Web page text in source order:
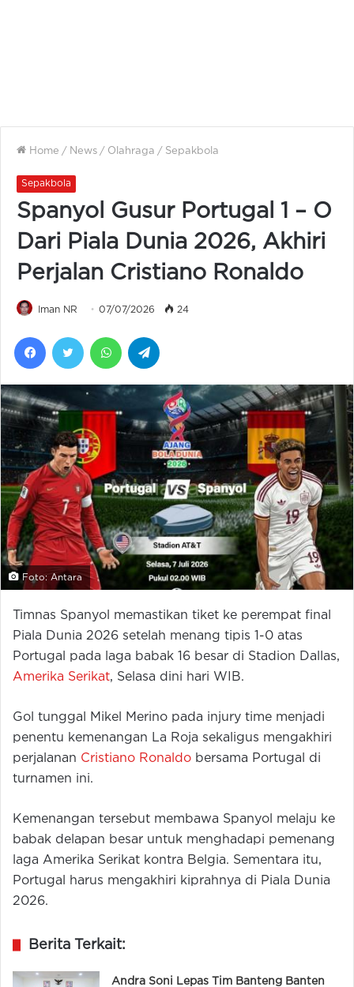
Home / News / Olahraga / Sepakbola
Sepakbola
Spanyol Gusur Portugal 1 – O
Dari Piala Dunia 2026, Akhiri
Perjalan Cristiano Ronaldo
Iman NR 07/07/2026 24
FacebookTwitter WhatsApp
Foto: Antara
Timnas Spanyol memastikan tiket ke perempat final
Piala Dunia 2026 setelah menang tipis 1-0 atas
Portugal pada laga babak 16 besar di Stadion Dallas,
Amerika Serikat, Selasa dini hari WIB.
Gol tunggal Mikel Merino pada injury time menjadi
penentu kemenangan La Roja sekaligus mengakhiri
perjalanan Cristiano Ronaldo bersama Portugal di
turnamen ini.
Kemenangan tersebut membawa Spanyol melaju ke
babak delapan besar untuk menghadapi pemenang
laga Amerika Serikat kontra Belgia. Sementara itu,
Portugal harus mengakhiri kiprahnya di Piala Dunia
2026.
Berita Terkait:
Andra Soni Lepas Tim Banteng Banten